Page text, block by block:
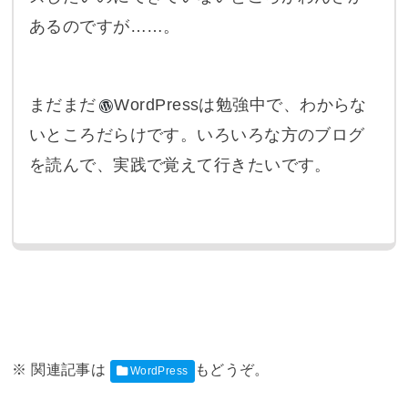
あるのですが……。
まだまだ WordPressは勉強中で、わからな
いところだらけです。いろいろな方のブログ
を読んで、実践で覚えて行きたいです。
WordPress